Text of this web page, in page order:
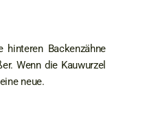
Backenzähne
Wenn die Kauwurzel
neue.